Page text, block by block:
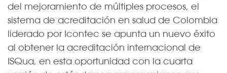
del mejoramiento de múltiples procesos, el
sistema de acreditación en salud de Colombia
liderado por Icontec se apunta un nuevo éxito
al obtener la acreditación internacional de
ISQua, en esta oportunidad con la cuarta